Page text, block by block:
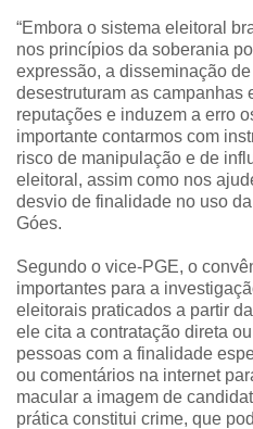
“Embora o sistema eleitoral
nos princípios da soberania
expressão, a disseminação
desestruturam as campanhas
reputações e induzem a erro
importante contarmos com
risco de manipulação e de
eleitoral, assim como nos
desvio de finalidade no uso
Góes.
Segundo o vice-PGE, o
importantes para a
eleitorais praticados a partir
ele cita a contratação direta
pessoas com a finalidade
ou comentários na internet
macular a imagem de
prática constitui crime, que